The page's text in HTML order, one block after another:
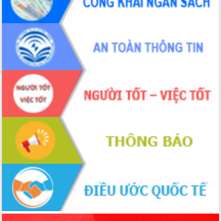
sầu riêng tại Đắk Lắk
Trình diễn nghệ thuật chế biến các
món ăn từ sầu riêng
Đắk Lắk công bố Quy hoạch và xúc
tiến đầu tư tỉnh
Ngành cá ngừ Đắk Lắk chủ động thích
ứng để giữ vững thị trường xuất khẩu
Diễn đàn Kinh tế tư nhân Việt Nam đột
phá cơ chế - Hợp tác công tư
Đề án 06 tạo bước ngoặt đột phá trong
cải cách hành chính tỉnh Đắk Lắk
Kết nối tour, đẩy mạnh chuyển đổi số
để phát triển du lịch Đắk Lắk
Khởi động Dự án Đầu tư xây dựng hạ
tầng kỹ thuật Cụm công nghiệp Tân
Gặp mặt các cơ quan báo chí nhân Kỷ
niệm 101 năm Ngày Báo chí Cách
mạng Việt Nam
Đắk Lắk sơ kết 4 năm triển khai thực